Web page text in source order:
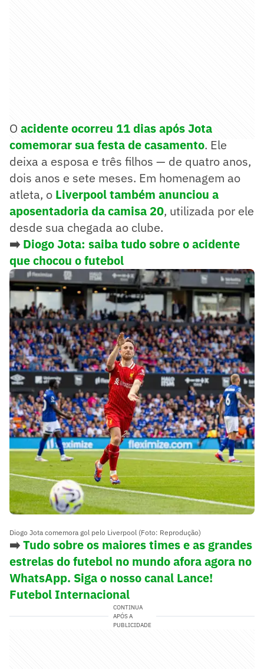
O acidente ocorreu 11 dias após Jota
comemorar sua festa de casamento. Ele
deixa a esposa e três filhos — de quatro anos,
dois anos e sete meses. Em homenagem ao
atleta, o Liverpool também anunciou a
aposentadoria da camisa 20, utilizada por ele
desde sua chegada ao clube.
➡️ Diogo Jota: saiba tudo sobre o acidente
que chocou o futebol
Diogo Jota comemora gol pelo Liverpool (Foto: Reprodução)
➡️Tudo sobre os maiores times e as grandes
estrelas do futebol no mundo afora agora no
WhatsApp. Siga o nosso canal Lance!
Futebol Internacional
CONTINUA
APÓS A
PUBLICIDADE